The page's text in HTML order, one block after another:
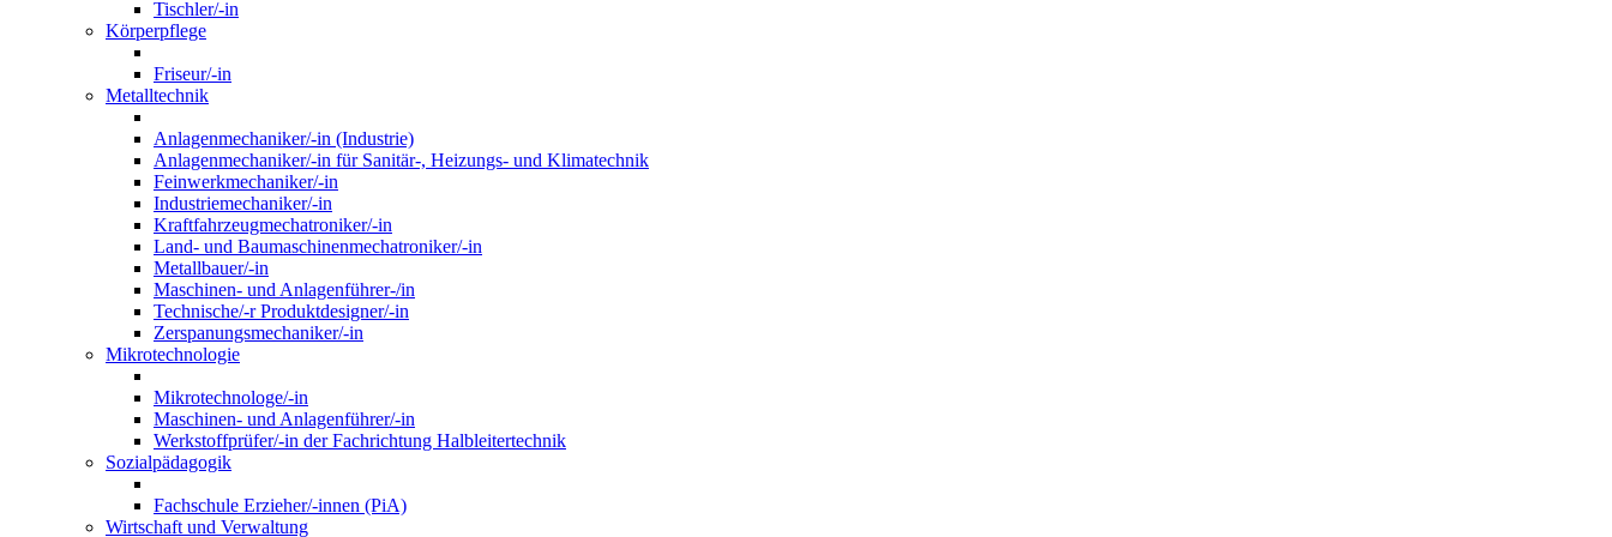
Tischler/-in
Körperpflege
Friseur/-in
Metalltechnik
Anlagenmechaniker/-in (Industrie)
Anlagenmechaniker/-in für Sanitär-, Heizungs- und Klimatechnik
Feinwerkmechaniker/-in
Industriemechaniker/-in
Kraftfahrzeugmechatroniker/-in
Land- und Baumaschinenmechatroniker/-in
Metallbauer/-in
Maschinen- und Anlagenführer-/in
Technische/-r Produktdesigner/-in
Zerspanungsmechaniker/-in
Mikrotechnologie
Mikrotechnologe/-in
Maschinen- und Anlagenführer/-in
Werkstoffprüfer/-in der Fachrichtung Halbleitertechnik
Sozialpädagogik
Fachschule Erzieher/-innen (PiA)
Wirtschaft und Verwaltung